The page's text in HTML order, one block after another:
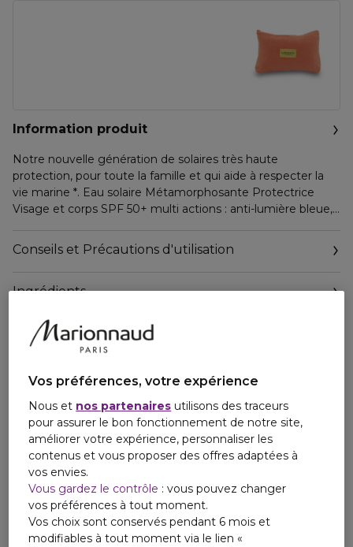
Information produit
Notre nouvelle génération de solaires très haute
protection, pour toute la famille et qui aide à respecter la
vie marine *. Eau solaire Métamorphosante Protectrice
Visage et corps SPF 50+ multi actions : anti-lumière bleue,
avec son effet "peau nue" incroyable.
*Marine Tests
Conseils et Précautions d'utilisation
Ingrédients
Vos préférences, votre expérience
Nous et nos partenaires utilisons des traceurs
pour assurer le bon fonctionnement de notre site,
améliorer votre expérience, personnaliser les
contenus et vous proposer des offres adaptées à
vos envies.
Vous gardez le contrôle : vous pouvez changer
vos préférences à tout moment.
Vos choix sont conservés pendant 6 mois et
modifiables à tout moment via le lien «